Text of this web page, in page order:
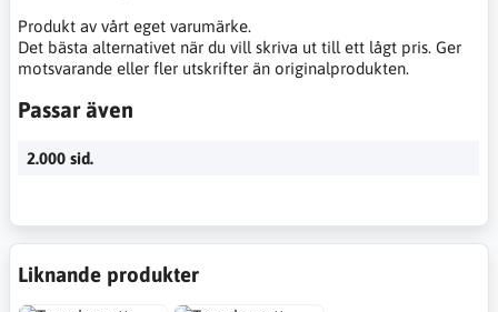
Produkt av vårt eget varumärke.
Det bästa alternativet när du vill skriva ut till ett lågt pris. Ger
motsvarande eller fler utskrifter än originalprodukten.
Passar även
2.000 sid.
Liknande produkter